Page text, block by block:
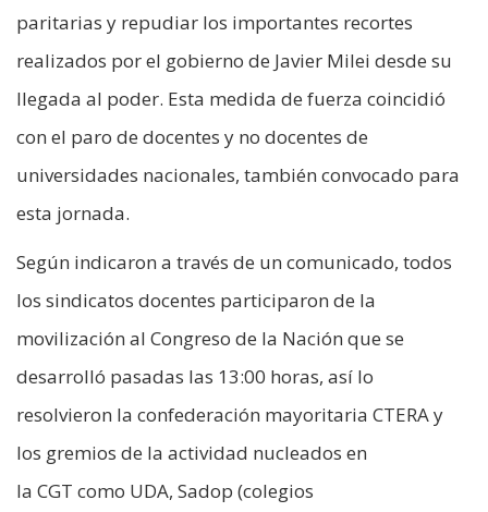
paritarias y repudiar los importantes recortes
realizados por el gobierno de Javier Milei desde su
llegada al poder. Esta medida de fuerza coincidió
con el paro de docentes y no docentes de
universidades nacionales, también convocado para
esta jornada.
Según indicaron a través de un comunicado, todos
los sindicatos docentes participaron de la
movilización al Congreso de la Nación que se
desarrolló pasadas las 13:00 horas, así lo
resolvieron la confederación mayoritaria CTERA y
los gremios de la actividad nucleados en
la CGT como UDA, Sadop (colegios